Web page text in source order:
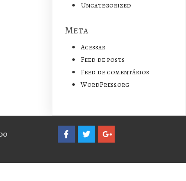
Uncategorized
Meta
Acessar
Feed de posts
Feed de comentários
WordPress.org